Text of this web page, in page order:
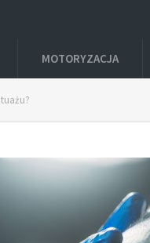
MOTORYZACJA